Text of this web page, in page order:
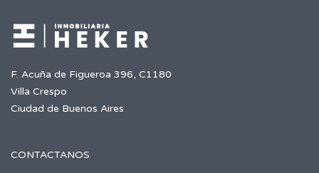
F. Acuña de Figueroa 396, C1180
Villa Crespo
Ciudad de Buenos Aires
CONTACTANOS